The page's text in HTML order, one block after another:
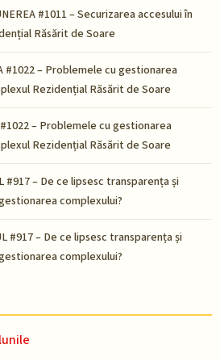
#1011 – Securizarea accesului în
Răsărit de Soare
#1022 – Problemele cu gestionarea
Rezidențial Răsărit de Soare
#1022 – Problemele cu gestionarea
Rezidențial Răsărit de Soare
#917 – De ce lipsesc transparența și
complexului?
#917 – De ce lipsesc transparența și
complexului?